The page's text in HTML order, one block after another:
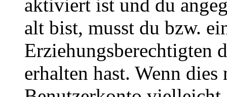
aktiviert ist und du
alt bist, musst du bzw.
Erziehungsberechtigten
erhalten hast. Wenn